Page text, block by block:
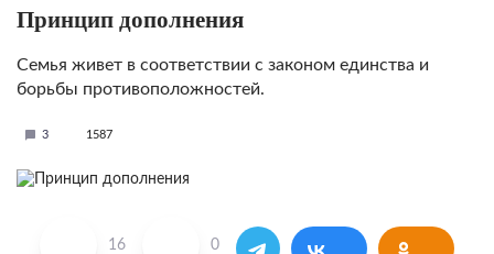
Принцип дополнения
Семья живет в соответствии с законом единства и
борьбы противоположностей.
3 1587
16 0